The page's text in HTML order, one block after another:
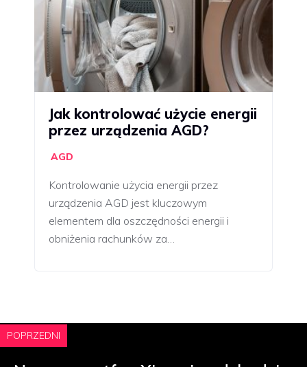
Jak kontrolować użycie energii
przez urządzenia AGD?
AGD
Kontrolowanie użycia energii przez
urządzenia AGD jest kluczowym
elementem dla oszczędności energii i
obniżenia rachunków za…
POPRZEDNI